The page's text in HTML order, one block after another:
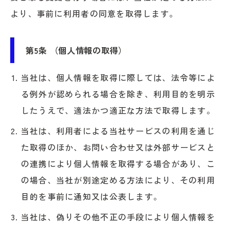
より、事前に利用者の同意を取得します。
第5条 （個人情報の取得）
当社は、個人情報を取得に際しては、法令等によ
る例外が認められる場合を除き、利用目的を明示
したうえで、適法かつ適正な方法で取得します。
当社は、利用者による当社サービスの利用を通じ
た取得のほか、お問い合わせ又は外部サービスと
の連携により個人情報を取得する場合があり、こ
の場合、当社が別途定める方法により、その利用
目的を事前に通知又は公表します。
当社は、偽りその他不正の手段により個人情報を